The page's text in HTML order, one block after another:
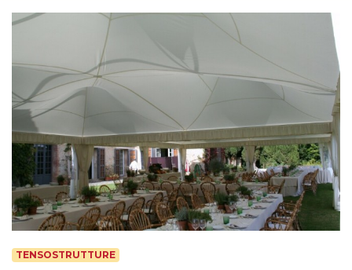
TENSOSTRUTTURE